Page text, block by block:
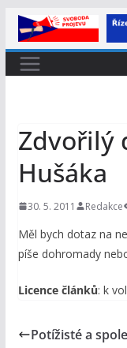
Přeskočit
na
obsah
Zdvořilý
Hušáka
30. 5. 2011 Redakce
Měl bych dotaz na
píše dohromady
Licence článků: k
Potížisté a